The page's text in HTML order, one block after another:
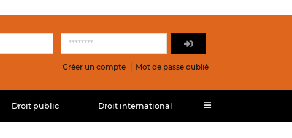
Créer un compte Mot de passe oublié
Droit public Droit international